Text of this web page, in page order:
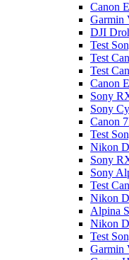
Canon
Garmin
DJI
Test
Test
Test
Canon
Sony
Sony
Canon
Test
Nikon
Sony
Sony
Test
Nikon
Alpina
Nikon
Test
Garmin